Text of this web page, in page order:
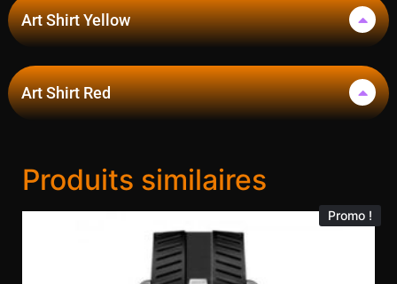
Art Shirt Yellow
Art Shirt Red
Produits similaires
Promo !